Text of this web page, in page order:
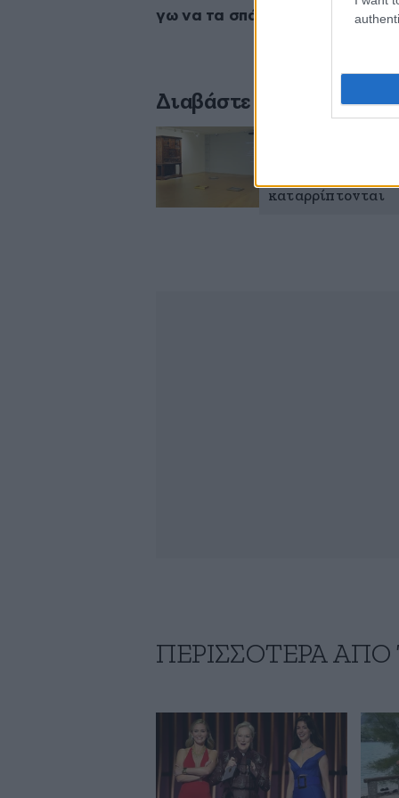
γω να τα σπάσω
Διαβάστε σχετικά
Μπήκαμε στην
καταρρίπτονται
ΠΕΡΙΣΣΟΤΕΡΑ ΑΠΟ